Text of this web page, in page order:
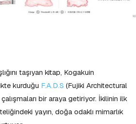
taşıyan kitap, Kogakuin
kurduğu F.A.D.S (Fujiki Architectural
bir araya getiriyor. İkilinin ilk
yayın, doğa odaklı mimarlık